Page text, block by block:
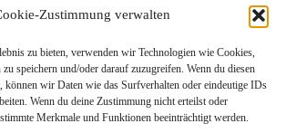
Zustimmung verwalten
zu bieten, verwenden wir Technologien wie Cookies,
speichern und/oder darauf zuzugreifen. Wenn du diesen
können wir Daten wie das Surfverhalten oder eindeutige IDs
Wenn du deine Zustimmung nicht erteilst oder
Merkmale und Funktionen beeinträchtigt werden.